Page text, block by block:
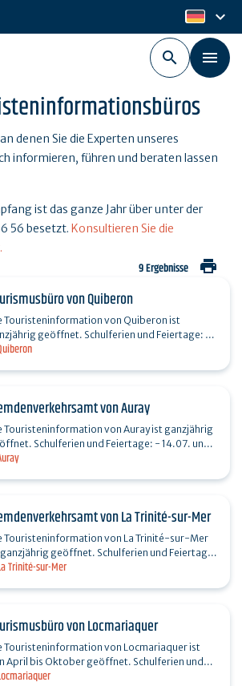
de
keyboard_arrow_down
denen Sie die Experten unseres
informieren, führen und beraten lassen
ist das ganze Jahr über unter der
56 besetzt. Konsultieren Sie die
9 Ergebnisse print
von Quiberon
Touristeninformation von Quiberon ist
geöffnet. Schulferien und Feiertage: -
und 15.08.: 9:30–13:00 Uhr / 14:00–18:00
von Auray
Touristeninformation von Auray ist ganzjährig
und Feiertage: - 14.07. und
9:30–13:00 Uhr / 14:00–18:00 Uhr -…
Trinité-sur-Mer
von La Trinité-sur-Mer
Touristeninformation von La Trinité-sur-Mer
geöffnet. Schulferien und Feiertage:
und 15.08.: 9:30–13:00 Uhr /…
von Locmariaquer
Touristeninformation von Locmariaquer ist
bis Oktober geöffnet. Schulferien und
- 14.07. und 15.08.: 9:30–13:00 Uhr -